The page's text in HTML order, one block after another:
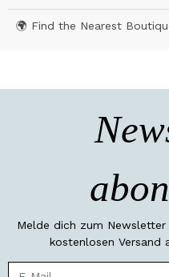
🌍 Find the Nearest
Melde dich zum
kostenlosen Versand